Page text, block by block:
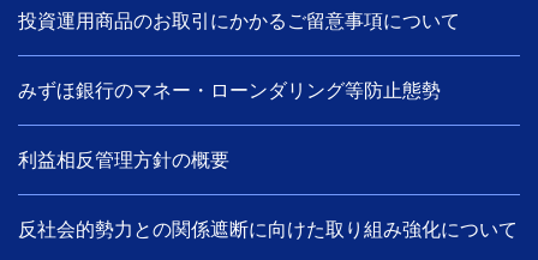
投資運用商品のお取引にかかるご留意事項について
みずほ銀行のマネー・ローンダリング等防止態勢
利益相反管理方針の概要
反社会的勢力との関係遮断に向けた取り組み強化について